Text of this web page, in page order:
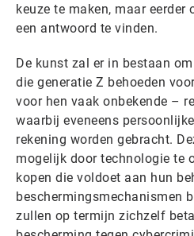
keuze te maken, maar
een antwoord te vinden.
De kunst zal er in bestaan
die generatie Z behoeden
voor hen vaak onbekende –
waarbij eveneens
rekening worden gebracht.
mogelijk door technologie te
kopen die voldoet aan hun
beschermingsmechanismen
zullen op termijn zichzelf